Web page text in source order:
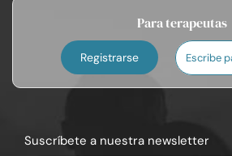
Para terapeutas
Registrarse Escribe
Suscríbete a nuestra newsletter